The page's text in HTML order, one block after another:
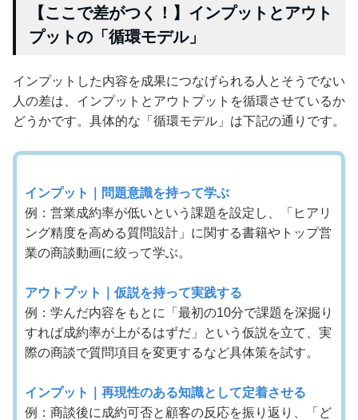
【ここで差がつく！】インプットとアウト
プットの「循環モデル」
インプットした内容を成果につなげられる人とそうでない
人の差は、インプットとアウトプットを循環させているか
どうかです。具体的な「循環モデル」は下記の通りです。
インプット｜問題意識を持って学ぶ
例：営業成約率が低いという課題を設定し、「ヒアリ
ング精度を高める質問設計」に関する書籍やトップ営
業の商談動画に絞って学ぶ。
アウトプット｜仮説を持って実践する
例：学んだ内容をもとに「最初の10分で課題を深掘り
すれば成約率が上がるはずだ」という仮説を立て、実
際の商談で質問項目を変更するなど具体策を試す。
インプット｜再現性のある知識として定着させる
例：商談後に成約可否と顧客の反応を振り返り、「ど